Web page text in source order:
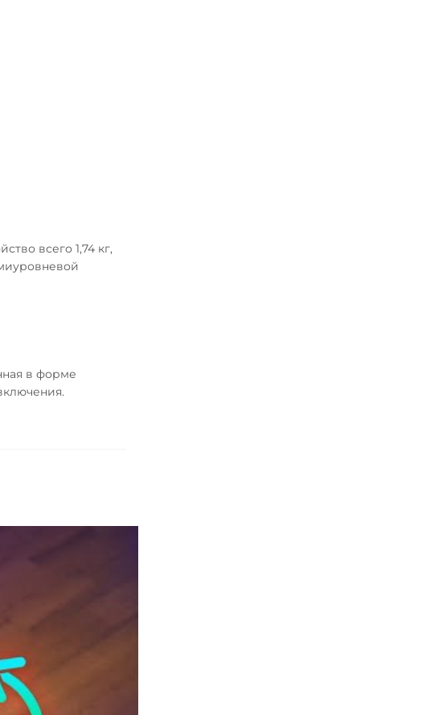
всего 1,74 кг,
в форме